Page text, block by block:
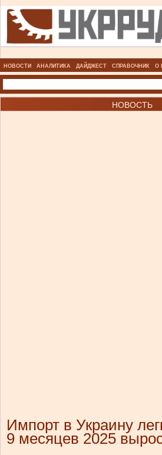
НОВОСТИ АНАЛИТИКА ДАЙДЖЕСТ СПРАВОЧНИК О
НОВОСТЬ
Импорт в Украину
9 месяцев 2025